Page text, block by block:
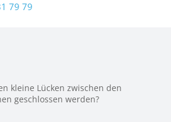
79 79
kleine Lücken zwischen den
geschlossen werden?